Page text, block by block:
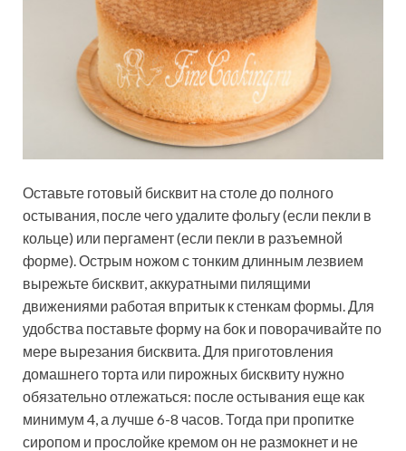
Оставьте готовый бисквит на столе до полного
остывания, после чего удалите фольгу (если пекли в
кольце) или пергамент (если пекли в разъемной
форме). Острым ножом с тонким длинным лезвием
вырежьте бисквит, аккуратными пилящими
движениями работая впритык к стенкам формы. Для
удобства поставьте форму на бок и поворачивайте по
мере вырезания бисквита. Для приготовления
домашнего торта или пирожных бисквиту нужно
обязательно отлежаться: после остывания еще как
минимум 4, а лучше 6-8 часов. Тогда при пропитке
сиропом и прослойке кремом он не размокнет и не